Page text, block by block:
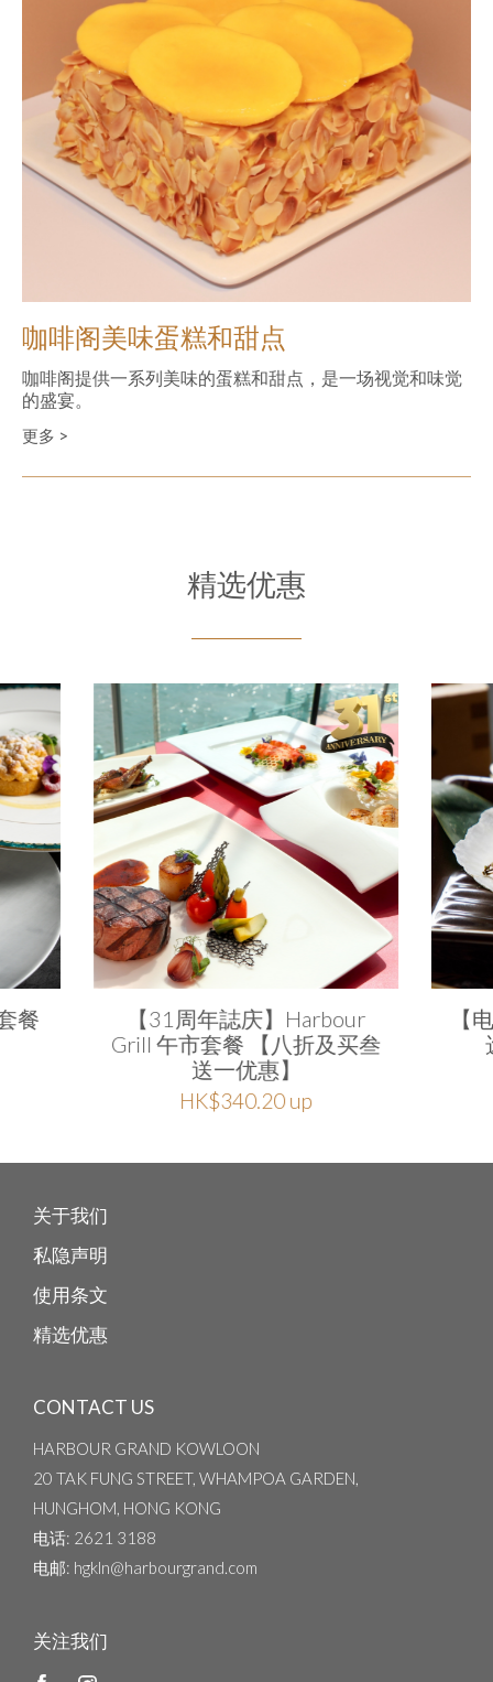
咖啡阁美味蛋糕和甜点
咖啡阁提供一系列美味的蛋糕和甜点，是一场视觉和味觉
的盛宴。
更多 >
精选优惠
【电子按金】炉端烧 晚市自
选菜谱【九折优惠】
HK$200.00
关于我们
私隐声明
使用条文
精选优惠
CONTACT US
HARBOUR GRAND KOWLOON
20 TAK FUNG STREET, WHAMPOA GARDEN,
HUNGHOM, HONG KONG
电话: 2621 3188
电邮: hgkln@harbourgrand.com
关注我们